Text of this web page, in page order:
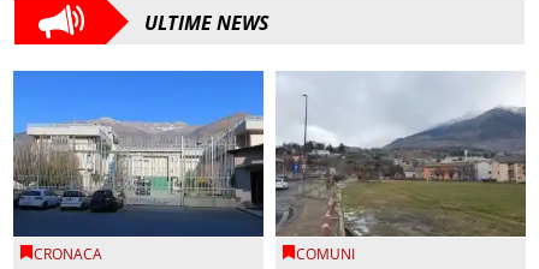
ULTIME NEWS
CRONACA COMUNI